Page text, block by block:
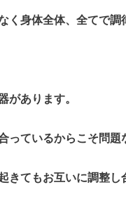
く身体全体、全てで調
があります。
っているからこそ問題
きてもお互いに調整し